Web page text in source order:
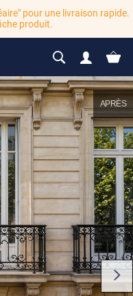
pour une livraison rapide.
produit.
APRÈS